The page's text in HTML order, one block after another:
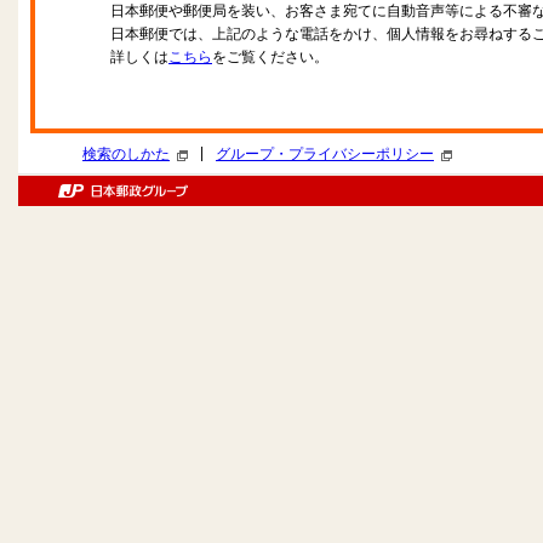
日本郵便や郵便局を装い、お客さま宛てに自動音声等による不審
日本郵便では、上記のような電話をかけ、個人情報をお尋ねする
詳しくはこちら をご覧ください。
検索のしかた グループ・プライバシーポリシー